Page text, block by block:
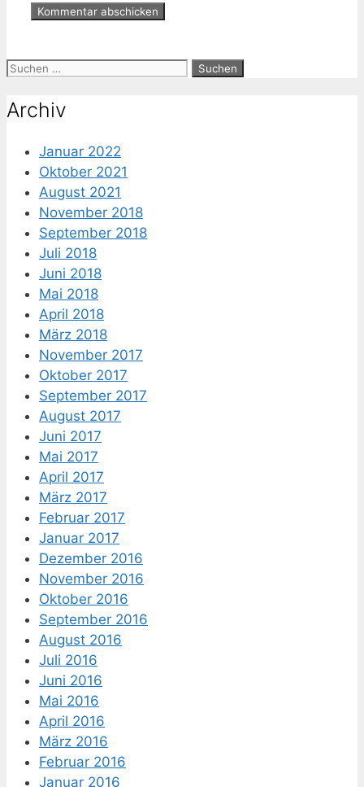
Suche
Archiv
Januar 2022
Oktober 2021
August 2021
November 2018
September 2018
Juli 2018
Juni 2018
Mai 2018
April 2018
März 2018
November 2017
Oktober 2017
September 2017
August 2017
Juni 2017
Mai 2017
April 2017
März 2017
Februar 2017
Januar 2017
Dezember 2016
November 2016
Oktober 2016
September 2016
August 2016
Juli 2016
Juni 2016
Mai 2016
April 2016
März 2016
Februar 2016
Januar 2016